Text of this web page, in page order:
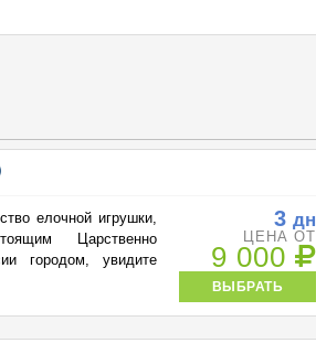
елочной игрушки,
Царственно
городом, увидите
3дн
ЦЕНА ОТ
9 000
ВЫБРАТЬ